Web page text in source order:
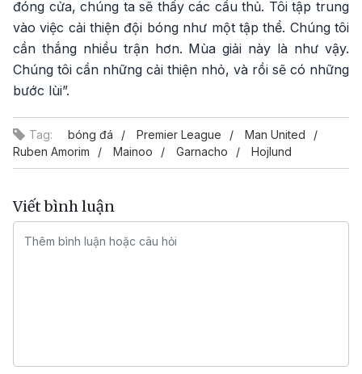
đóng cửa, chúng ta sẽ thấy các cầu thủ. Tôi tập trung
vào việc cải thiện đội bóng như một tập thể. Chúng tôi
cần thắng nhiều trận hơn. Mùa giải này là như vậy.
Chúng tôi cần những cải thiện nhỏ, và rồi sẽ có những
bước lùi”.
Tag: bóng đá Premier League
Man United
Ruben Amorim
Mainoo Garnacho Hojlund
Viết bình luận